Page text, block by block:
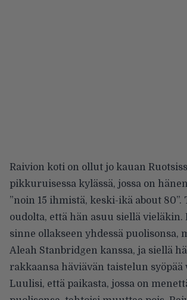
Raivion koti on ollut jo kauan
pikkuruisessa kylässä, jossa on
”noin 15 ihmistä, keski-ikä about
oudolta, että hän asuu siellä
sinne ollakseen yhdessä puolisonsa,
Aleah Stanbridgen kanssa, ja siellä
rakkaansa häviävän taistelun syöpää
Luulisi, että paikasta, jossa on